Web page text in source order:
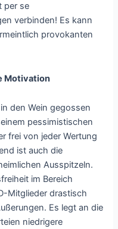
per se
verbinden! Es kann
provokanten
Motivation
den Wein gegossen
pessimistischen
frei von jeder Wertung
ist auch die
Ausspitzeln.
im Bereich
Mitglieder drastisch
Es legt an die
niedrigere